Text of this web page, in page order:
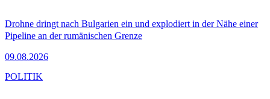
Drohne dringt nach Bulgarien ein und explodiert in der Nähe einer
Pipeline an der rumänischen Grenze
09.08.2026
POLITIK